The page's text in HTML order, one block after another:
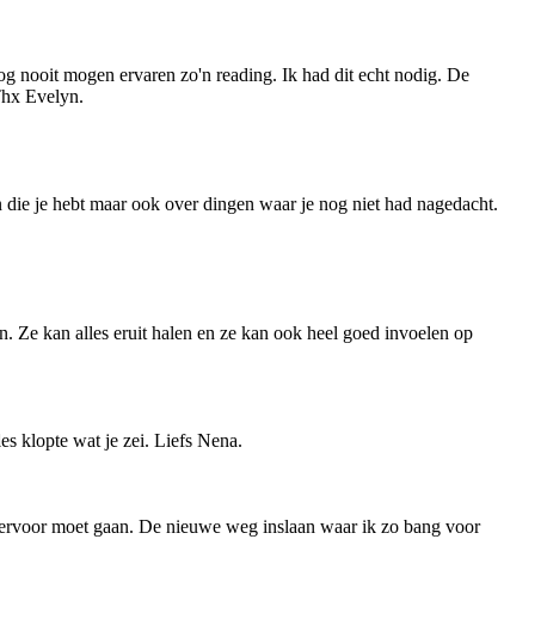
nooit mogen ervaren zo'n reading. Ik had dit echt nodig. De
Evelyn.
je hebt maar ook over dingen waar je nog niet had nagedacht.
Ze kan alles eruit halen en ze kan ook heel goed invoelen op
klopte wat je zei. Liefs Nena.
moet gaan. De nieuwe weg inslaan waar ik zo bang voor